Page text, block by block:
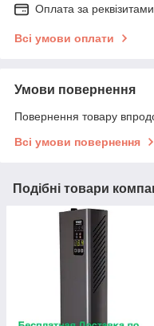
Оплата за реквізитами
Всі умови оплати
Умови повернення
Повернення товару
Всі умови повернення
Подібні товари